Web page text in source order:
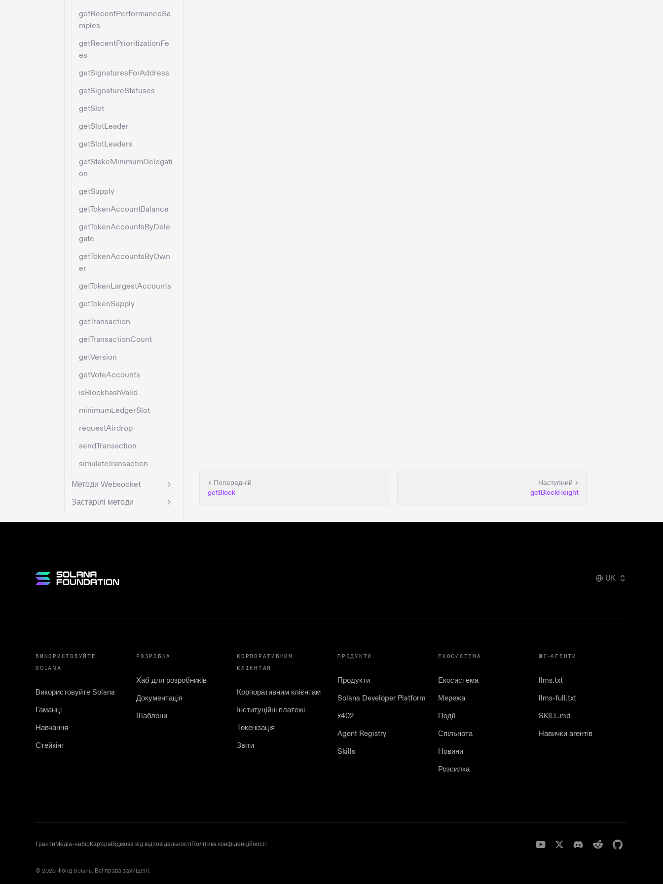
getRecentPerformanceSa
mples
getRecentPrioritizationFe
es
getSignaturesForAddress
getSignatureStatuses
getSlot
getSlotLeader
getSlotLeaders
getStakeMinimumDelegati
on
getSupply
getTokenAccountBalance
getTokenAccountsByDele
gate
getTokenAccountsByOwn
er
getTokenLargestAccounts
getTokenSupply
getTransaction
getTransactionCount
getVersion
getVoteAccounts
isBlockhashValid
minimumLedgerSlot
requestAirdrop
sendTransaction
simulateTransaction
Методи Websocket
Застарілі методи
Попередній
getBlock
Наступний
getBlockHeight
UK
ВИКОРИСТОВУЙТЕ
SOLANA
Використовуйте Solana
Гаманці
Навчання
Стейкінг
РОЗРОБКА
Хаб для розробників
Документація
Шаблони
КОРПОРАТИВНИМ
КЛІЄНТАМ
Корпоративним клієнтам
Інституційні платежі
Токенізація
Звіти
ПРОДУКТИ
Продукти
Solana Developer Platform
x402
Agent Registry
Skills
ЕКОСИСТЕМА
Екосистема
Мережа
Події
Спільнота
Новини
Розсилка
ШІ-АГЕНТИ
llms.txt
llms-full.txt
SKILL.md
Навички агентів
ГрантиМедіа-набірКар'єраВідмова від відповідальностіПолітика конфіденційності
© 2026 Фонд Solana. Всі права захищені.